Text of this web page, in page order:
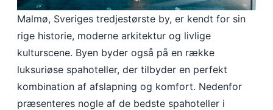
Malmø, Sveriges tredjestørste by, er kendt for sin
rige historie, moderne arkitektur og livlige
kulturscene. Byen byder også på en række
luksuriøse spahoteller, der tilbyder en perfekt
kombination af afslapning og komfort. Nedenfor
præsenteres nogle af de bedste spahoteller i